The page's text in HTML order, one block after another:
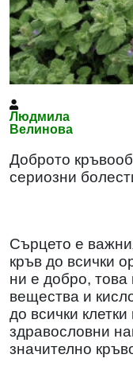
Людмила
Велинова
Доброто
сериозни
Сърцето е
кръв до всички
ни е добро, това
вещества и
до всички
здравословни
значително